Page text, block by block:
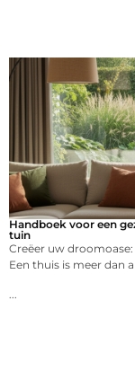
Handboek voor een
tuin
Creëer uw
Een thuis is meer dan